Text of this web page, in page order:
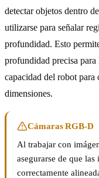
detectar objetos dentro
utilizarse para señalar
profundidad. Esto
profundidad precisa para
capacidad del robot para
dimensiones.
Cámaras RGB-D
Al trabajar con
asegurarse de que
correctamente